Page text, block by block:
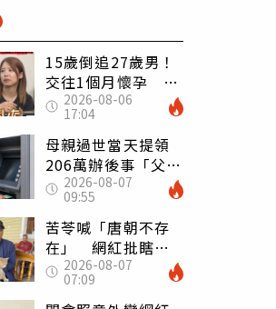
15歲倒追27歲男！
交往1個月懷孕 36
歲當阿嬤故事曝光
2026-08-06
17:04
母親過世當天提領
206萬辦後事「父子
遭判刑」 律師：
搶錢先下手是罪
2026-08-07
09:55
苦苓喊「唐朝不存
在」 網紅批瞎編
歷史：李白、杜甫
用鮮卑文寫詩？
2026-08-07
07:09